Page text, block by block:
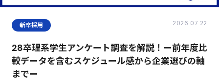
新卒採用 2026.07.22
28卒理系学生アンケート調査を解説！ー前年度比
較データを含むスケジュール感から企業選びの軸
までー